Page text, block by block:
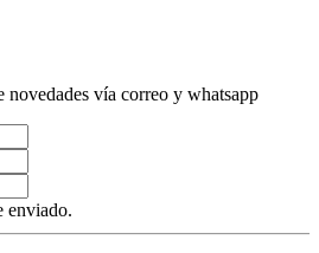
novedades vía correo y whatsapp
enviado.